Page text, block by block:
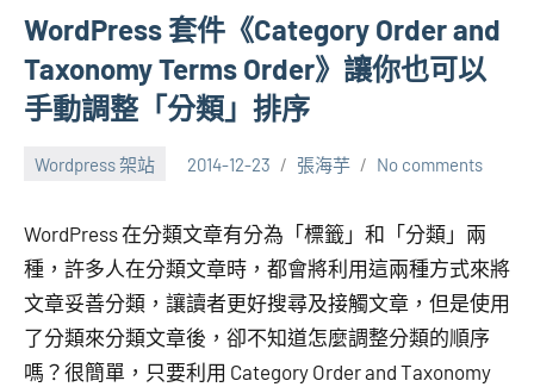
WordPress 套件《Category Order and
Taxonomy Terms Order》讓你也可以
手動調整「分類」排序
Wordpress 架站 2014-12-23 張海芋 No comments
WordPress 在分類文章有分為「標籤」和「分類」兩
種，許多人在分類文章時，都會將利用這兩種方式來將
文章妥善分類，讓讀者更好搜尋及接觸文章，但是使用
了分類來分類文章後，卻不知道怎麼調整分類的順序
嗎？很簡單，只要利用 Category Order and Taxonomy